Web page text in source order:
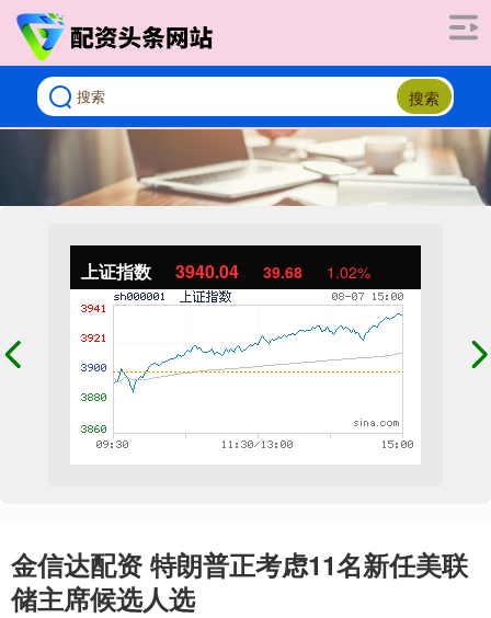
搜索
上证指数 3940.04 39.68 1.02%
金信达配资 特朗普正考虑11名新任美联
储主席候选人选